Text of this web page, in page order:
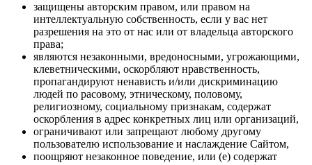
защищены авторским правом, или правом на
интеллектуальную собственность, если у вас нет
разрешения на это от нас или от владельца авторского
права;
являются незаконными, вредоносными, угрожающими,
клеветническими, оскорбляют нравственность,
пропагандируют ненависть и/или дискриминацию
людей по расовому, этническому, половому,
религиозному, социальному признакам, содержат
оскорбления в адрес конкретных лиц или организаций,
ограничивают или запрещают любому другому
пользователю использование и наслаждение Сайтом,
поощряют незаконное поведение, или (e) содержат